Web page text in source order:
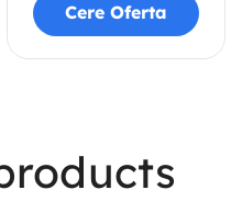
Cere Oferta